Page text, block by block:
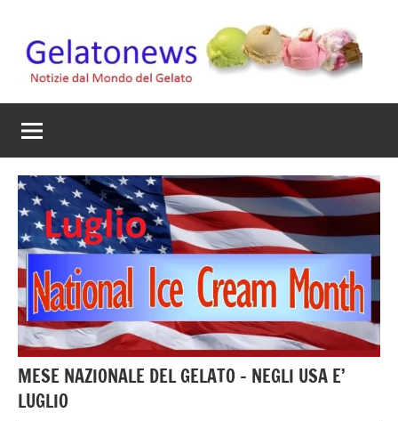
contenuto
Gelato
News
mondo
del
gelato
artigianale
MESE NAZIONALE DEL GELATO – NEGLI USA E’
LUGLIO